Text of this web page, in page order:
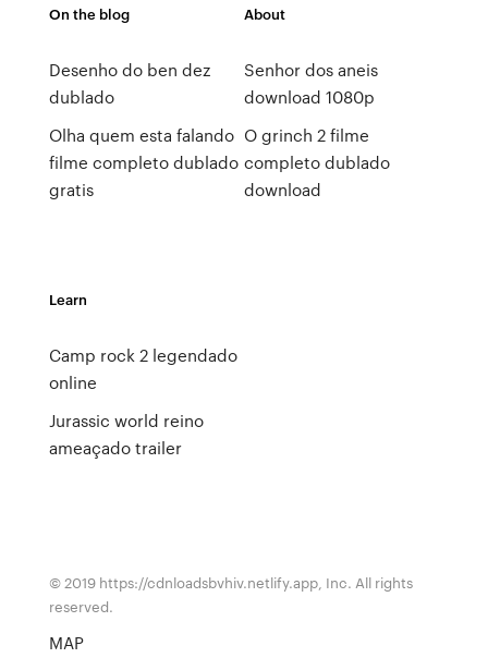
On the blog
Desenho do ben dez
dublado
Olha quem esta falando
filme completo dublado
gratis
About
Senhor dos aneis
download 1080p
O grinch 2 filme
completo dublado
download
Learn
Camp rock 2 legendado
online
Jurassic world reino
ameaçado trailer
© 2019 https://cdnloadsbvhiv.netlify.app, Inc. All rights
reserved.
MAP